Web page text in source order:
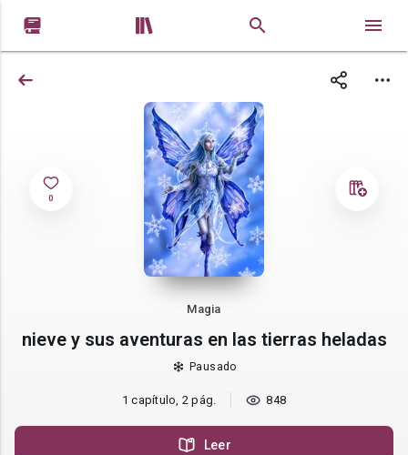
 
0
Magia
nieve y sus aventuras en las tierras heladas
Pausado
1 capítulo, 2 pág. 848
Leer